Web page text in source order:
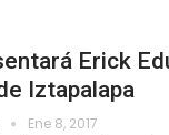
Erick
Iztapalapa
Ene 8, 2017